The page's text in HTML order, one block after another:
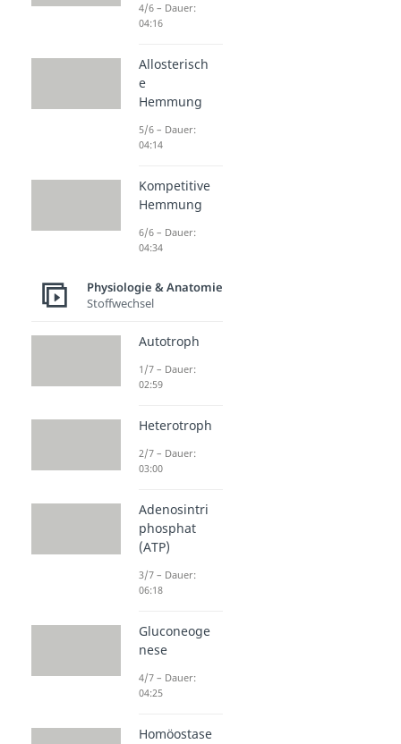
4/6 – Dauer:
04:16
Allosterisch
e
Hemmung
5/6 – Dauer:
04:14
Kompetitive
Hemmung
6/6 – Dauer:
04:34
Physiologie & Anatomie
Stoffwechsel
Autotroph
1/7 – Dauer:
02:59
Heterotroph
2/7 – Dauer:
03:00
Adenosintri
phosphat
(ATP)
3/7 – Dauer:
06:18
Gluconeoge
nese
4/7 – Dauer:
04:25
Homöostase